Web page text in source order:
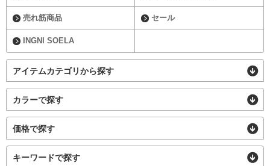
売れ筋商品 セール
INGNI SOELA
アイテムカテゴリから探す
カラーで探す
価格で探す
キーワードで探す